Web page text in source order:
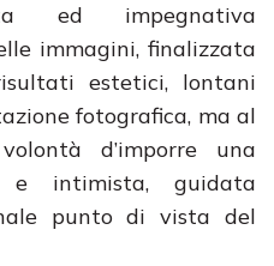
ed impegnativa
immagini, finalizzata
estetici, lontani
fotografica, ma al
d’imporre una
e intimista, guidata
punto di vista del